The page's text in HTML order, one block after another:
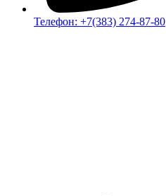
Телефон: +7(383) 274-87-80